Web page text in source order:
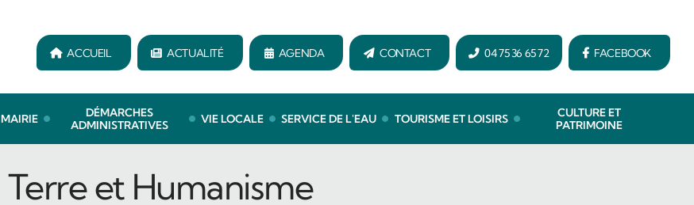
ACCUEIL ACTUALITÉ AGENDA CONTACT 04 75 36 65 72 FACEBOOK
MAIRIE
DÉMARCHES
ADMINISTRATIVES
VIE LOCALE SERVICE DE L'EAU TOURISME ET LOISIRS
CULTURE ET
PATRIMOINE
Terre et Humanisme